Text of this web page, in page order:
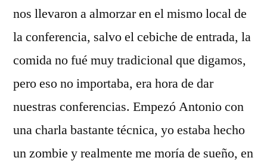
nos llevaron a almorzar en el mismo local de
la conferencia, salvo el cebiche de entrada, la
comida no fué muy tradicional que digamos,
pero eso no importaba, era hora de dar
nuestras conferencias. Empezó Antonio con
una charla bastante técnica, yo estaba hecho
un zombie y realmente me moría de sueño, en